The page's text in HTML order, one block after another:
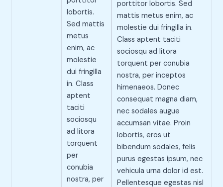
lobortis.
Sed mattis
metus
enim, ac
molestie
dui fringilla
in. Class
aptent
taciti
sociosqu
ad litora
torquent
per
conubia
nostra, per
porttitor lobortis. Sed
mattis metus enim, ac
molestie dui fringilla in.
Class aptent taciti
sociosqu ad litora
torquent per conubia
nostra, per inceptos
himenaeos. Donec
consequat magna diam,
nec sodales augue
accumsan vitae. Proin
lobortis, eros ut
bibendum sodales, felis
purus egestas ipsum, nec
vehicula urna dolor id est.
Pellentesque egestas nisl